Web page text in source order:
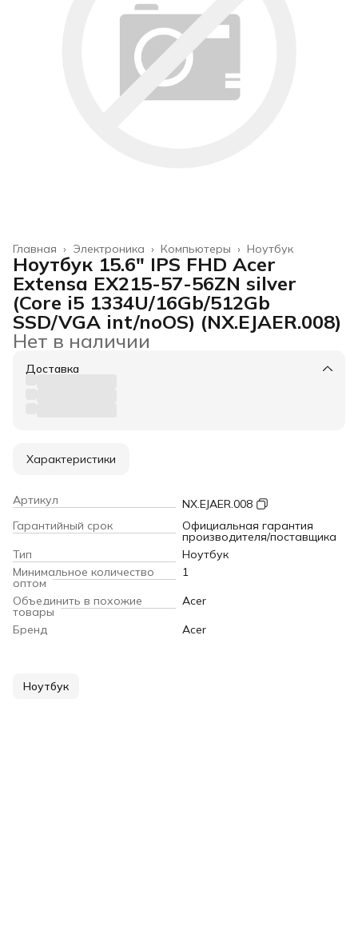
Ноутбук
Компьютеры ›
Электроника ›
Главная ›
Ноутбук 15.6" IPS FHD Acer
Extensa EX215-57-56ZN silver
(Core i5 1334U/16Gb/512Gb
SSD/VGA int/noOS) (NX.EJAER.008)
Нет в наличии
Доставка
Характеристики
Артикул
NX.EJAER.008
Гарантийный срок
Официальная гарантия
производителя/поставщика
Тип
Ноутбук
Минимальное количество
оптом
1
Объединить в похожие
товары
Acer
Бренд
Acer
Ноутбук